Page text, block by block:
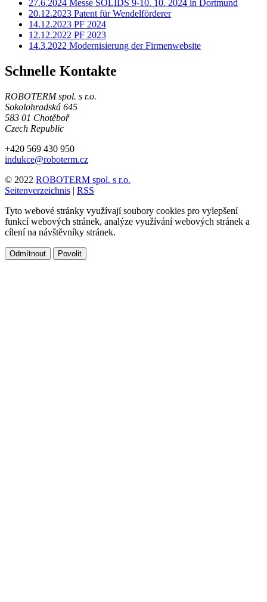
27.6.2024 Messe SOLIDS 9-10. 10. 2024 in Dortmund
20.12.2023 Patent für Wendelförderer
14.12.2023 PF 2024
12.12.2022 PF 2023
14.3.2022 Modernisierung der Firmenwebsite
Schnelle Kontakte
ROBOTERM spol. s r.o.
Sokolohradská 645
583 01 Chotěboř
Czech Republic
+420 569 430 950
indukce@roboterm.cz
© 2022 ROBOTERM spol. s r.o.
Seitenverzeichnis | RSS
Tyto webové stránky využívají soubory cookies pro vylepšení
funkcí webových stránek, analýze využívání webových stránek a
cílení na návštěvníky stránek.
Odmítnout Povolit